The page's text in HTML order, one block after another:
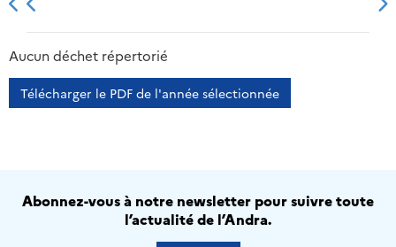
2013 2014
Aucun déchet répertorié
Télécharger le PDF de l'année sélectionnée
Abonnez-vous à notre newsletter pour suivre toute
l’actualité de l’Andra.